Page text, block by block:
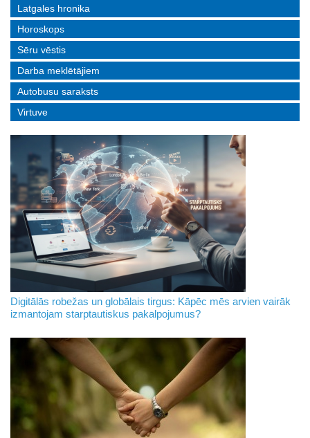
Latgales hronika
Horoskops
Sēru vēstis
Darba meklētājiem
Autobusu saraksts
Virtuve
Digitālās robežas un globālais tirgus: Kāpēc mēs arvien vairāk
izmantojam starptautiskus pakalpojumus?